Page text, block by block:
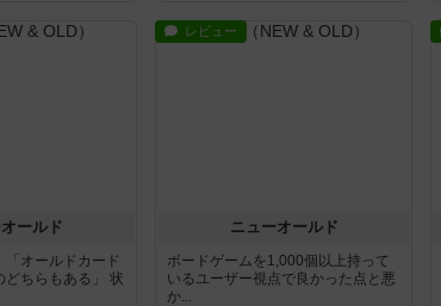
ールド
オールドカード
どちらもある」 状
レビュー
ニューオールド
ボードゲームを1,000個以上持って
いるユーザー視点で良かった点と悪
か...